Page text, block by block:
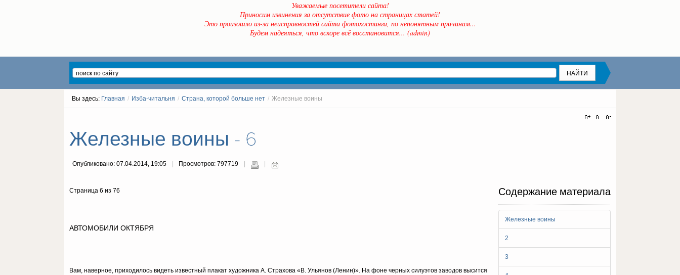
Уважаемые посетители сайта!
Приносим извинения за отсутствие фото на страницах статей!
Это произошло из-за неисправностей сайта фотохостинга, по непонятным причинам...
Будем надеяться, что вскоре всё восстановится... (admin)
Вы здесь: Главная / Изба-читальня / Страна, которой больше нет / Железные воины
Железные воины - 6
Опубликовано: 07.04.2014, 19:05 Просмотров: 797719
Содержание материала
Железные воины
2
3
Страница 6 из 76
АВТОМОБИЛИ ОКТЯБРЯ
Вам, наверное, приходилось видеть известный плакат художника А. Страхова «В. Ульянов (Ленин)». На фоне черных силуэтов заводов высится